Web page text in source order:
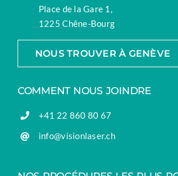
Place de la Gare 1,
1225 Chêne-Bourg
NOUS TROUVER À GENÈVE
COMMENT NOUS JOINDRE
+41 22 860 80 67
info@visionlaser.ch